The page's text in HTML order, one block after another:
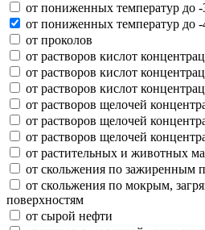
от пониженных температур до -
от пониженных температур до -
от проколов
от растворов кислот
от растворов кислот
от растворов кислот
от растворов щелочей
от растворов щелочей
от растворов щелочей
от растительных и животных
от скольжения по зажиренным
от скольжения по мокрым,
поверхностям
от сырой нефти